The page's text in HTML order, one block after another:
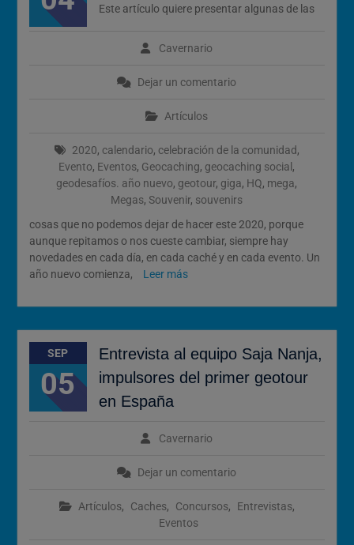
¡Ya está aquí la nueva
Bingo 2026!
Cavernario
Dejar un comentario
Artículos
2020, calendario, celebración de la comunidad,
Evento, Eventos, Geocaching, geocaching social ,
geodesafíos. año nuevo, geotour, giga, HQ, mega,
Megas, Souvenir, souvenirs
Este artículo quiere presentar algunas de las
cosas que no podemos dejar de hacer este 2020, porque
aunque repitamos o nos cueste cambiar, siempre hay
novedades en cada día, en cada caché y en cada evento. Un
año nuevo comienza,
Leer más
SEP
05
Entrevista al equipo Saja Nanja,
impulsores del primer geotour
en España
Cavernario
Dejar un comentario
Artículos, Caches, Concursos, Entrevistas,
Eventos